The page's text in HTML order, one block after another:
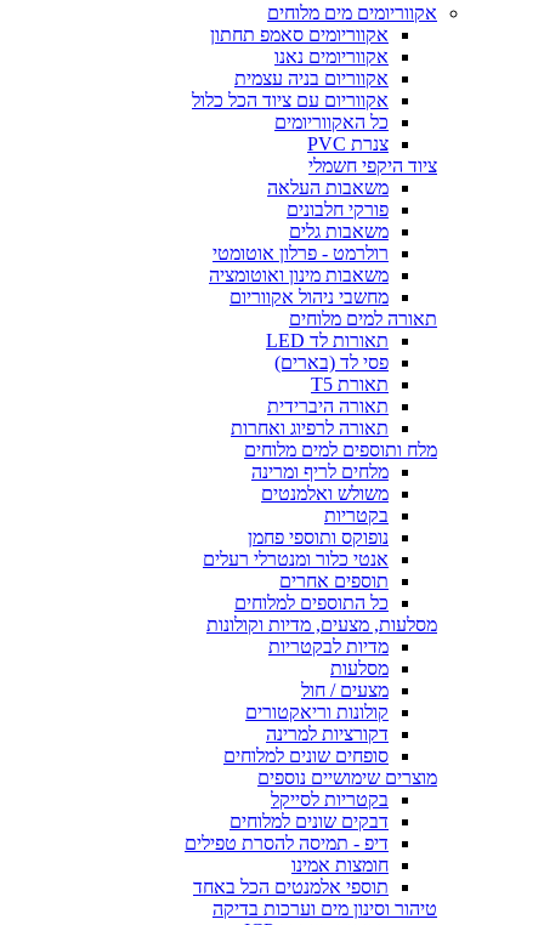
אקווריומים מים מלוחים
אקווריומים סאמפ תחתון
אקווריומים נאנו
אקווריום בניה עצמית
אקווריום עם ציוד הכל כלול
כל האקווריומים
צנרת PVC
ציוד היקפי חשמלי
משאבות העלאה
פורקי חלבונים
משאבות גלים
רולרמט - פרלון אוטומטי
משאבות מינון ואוטומציה
מחשבי ניהול אקווריום
תאורה למים מלוחים
תאורות לד LED
פסי לד (בארים)
תאורת T5
תאורה היברידית
תאורה לרפיוג ואחרות
מלח ותוספים למים מלוחים
מלחים לריף ומרינה
משולש ואלמנטים
בקטריות
נופוקס ותוספי פחמן
אנטי כלור ומנטרלי רעלים
תוספים אחרים
כל התוספים למלוחים
מסלעות, מצעים, מדיות וקולונות
מדיות לבקטריות
מסלעות
מצעים / חול
קולונות וריאקטורים
דקורציות למרינה
סופחים שונים למלוחים
מוצרים שימושיים נוספים
בקטריות לסייקל
דבקים שונים למלוחים
דיפ - תמיסה להסרת טפילים
חומצות אמינו
תוספי אלמנטים הכל באחד
טיהור וסינון מים וערכות בדיקה